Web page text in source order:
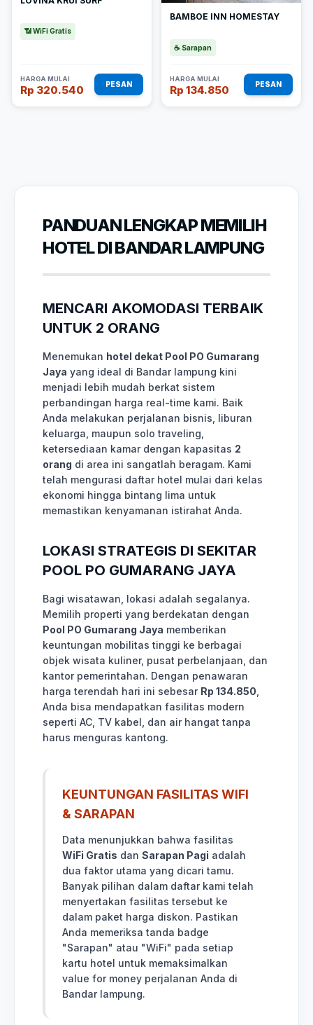
📶 WiFi Gratis
HARGA MULAI
Rp 320.540 PESAN
BAMBOE INN HOMESTAY
☕ Sarapan
HARGA MULAI
Rp 134.850 PESAN
PANDUAN LENGKAP MEMILIH
HOTEL DI BANDAR LAMPUNG
MENCARI AKOMODASI TERBAIK
UNTUK 2 ORANG
Menemukan hotel dekat Pool PO Gumarang
Jaya yang ideal di Bandar lampung kini
menjadi lebih mudah berkat sistem
perbandingan harga real-time kami. Baik
Anda melakukan perjalanan bisnis, liburan
keluarga, maupun solo traveling,
ketersediaan kamar dengan kapasitas 2
orang di area ini sangatlah beragam. Kami
telah mengurasi daftar hotel mulai dari kelas
ekonomi hingga bintang lima untuk
memastikan kenyamanan istirahat Anda.
LOKASI STRATEGIS DI SEKITAR
POOL PO GUMARANG JAYA
Bagi wisatawan, lokasi adalah segalanya.
Memilih properti yang berdekatan dengan
Pool PO Gumarang Jaya memberikan
keuntungan mobilitas tinggi ke berbagai
objek wisata kuliner, pusat perbelanjaan, dan
kantor pemerintahan. Dengan penawaran
harga terendah hari ini sebesar Rp 134.850
Anda bisa mendapatkan fasilitas modern
seperti AC, TV kabel, dan air hangat tanpa
harus menguras kantong.
KEUNTUNGAN FASILITAS WIFI
& SARAPAN
Data menunjukkan bahwa fasilitas
WiFi Gratis dan Sarapan Pagi adalah
dua faktor utama yang dicari tamu.
Banyak pilihan dalam daftar kami telah
menyertakan fasilitas tersebut ke
dalam paket harga diskon. Pastikan
Anda memeriksa tanda badge
"Sarapan" atau "WiFi" pada setiap
kartu hotel untuk memaksimalkan
value for money perjalanan Anda di
Bandar lampung.